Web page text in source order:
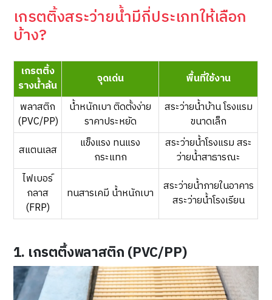
เกรตติ้งสระว่ายน้ำมีกี่ประเภทให้เลือก
บ้าง?
เกรตติ้ง
รางน้ำล้น
จุดเด่น
พื้นที่ใช้งาน
พลาสติก
(PVC/PP)
น้ำหนักเบา ติดตั้งง่าย
ราคาประหยัด
สระว่ายน้ำบ้าน โรงแรม
ขนาดเล็ก
สแตนเลส
แข็งแรง ทนแรง
กระแทก
สระว่ายน้ำโรงแรม สระ
ว่ายน้ำสาธารณะ
ไฟเบอร์
กลาส
(FRP)
ทนสารเคมี น้ำหนักเบา
สระว่ายน้ำภายในอาคาร
สระว่ายน้ำโรงเรียน
1. เกรตติ้งพลาสติก (PVC/PP)